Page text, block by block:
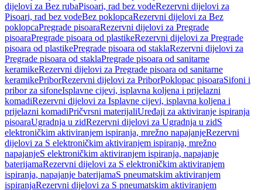
dijelovi za Bez rubaPisoari, rad bez vodeRezervni dijelovi za
Pisoari, rad bez vodeBez poklopcaRezervni dijelovi za Bez
poklopcaPregrade pisoaraRezervni dijelovi za Pregrade
pisoaraPregrade pisoara od plastikeRezervni dijelovi za Pregrade
pisoara od plastikePregrade pisoara od staklaRezervni dijelovi za
Pregrade pisoara od staklaPregrade pisoara od sanitarne
keramikeRezervni dijelovi za Pregrade pisoara od sanitarne
keramikePriborRezervni dijelovi za PriborPoklopac pisoaraSifoni i
pribor za sifoneIsplavne cijevi, isplavna koljena i prijelazni
komadiRezervni dijelovi za Isplavne cijevi, isplavna koljena i
prijelazni komadiPričvrsni materijaliUređaji za aktiviranje ispiranja
pisoaraUgradnja u zidRezervni dijelovi za Ugradnja u zidS
elektroničkim aktiviranjem ispiranja, mrežno napajanjeRezervni
dijelovi za S elektroničkim aktiviranjem ispiranja, mrežno
napajanjeS elektroničkim aktiviranjem ispiranja, napajanje
baterijamaRezervni dijelovi za S elektroničkim aktiviranjem
ispiranja, napajanje baterijamaS pneumatskim aktiviranjem
ispiranjaRezervni dijelovi za S pneumatskim aktiviranjem